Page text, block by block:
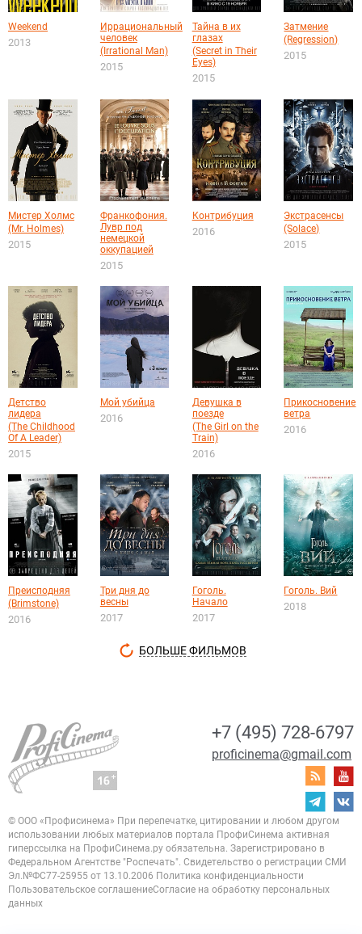
Weekend
2013
Иррациональный
человек
(Irrational Man)
2015
Тайна в их
глазах
(Secret in Their
Eyes)
2015
Затмение
(Regression)
2015
Мистер Холмс
(Mr. Holmes)
2015
Франкофония.
Лувр под
немецкой
оккупацией
2015
Контрибуция
2016
Экстрасенсы
(Solace)
2015
Детство
лидера
(The Childhood
Of A Leader)
2015
Мой убийца
2016
Девушка в
поезде
(The Girl on the
Train)
2016
Прикосновение
ветра
2016
Преисподняя
(Brimstone)
2016
Три дня до
весны
2017
Гоголь.
Начало
2017
Гоголь. Вий
2018
БОЛЬШЕ ФИЛЬМОВ
+7 (495) 728-6797
proficinema@gmail.com
© ООО «Профисинема» При перепечатке, цитировании и любом другом
использовании любых материалов портала ПрофиСинема активная
гиперссылка на ПрофиСинема.ру обязательна. Зарегистрировано в
Федеральном Агентстве "Роспечать". Свидетельство о регистрации СМИ
Эл.№ФС77-25955 от 13.10.2006 Политика конфиденциальности
Пользовательское соглашениеСогласие на обработку персональных
данных